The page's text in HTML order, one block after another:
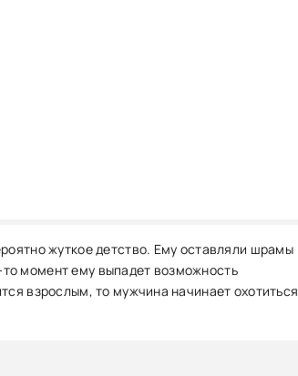
жуткое детство. Ему оставляли шрамы
момент ему выпадет возможность
взрослым, то мужчина начинает охотиться